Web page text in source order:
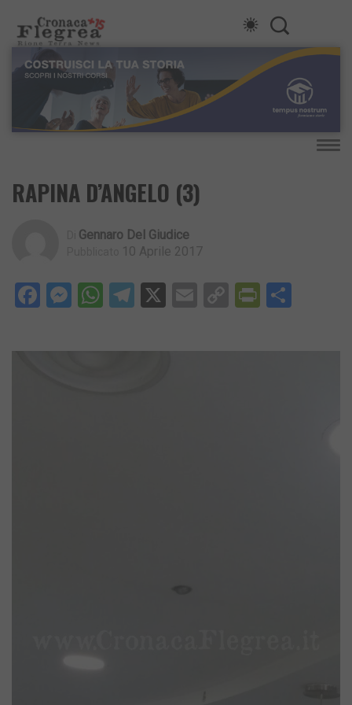
RAPINA D’ANGELO (3)
Gennaro Del Giudice
10 Aprile 2017
Facebook
Messenger
WhatsApp
Telegram
X EmailCopy